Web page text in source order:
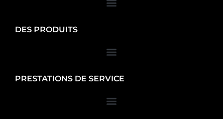
DES PRODUITS
PRESTATIONS DE SERVICE